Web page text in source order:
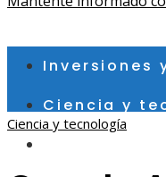
sábado, agosto 8
Inversiones
Ciencia y
Ciencia y tecnología